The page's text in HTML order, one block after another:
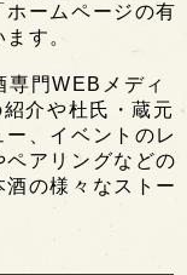
ームページの有
す。
専門WEBメディ
介や杜氏・蔵元
、イベントのレ
アリングなどの
の様々なストー